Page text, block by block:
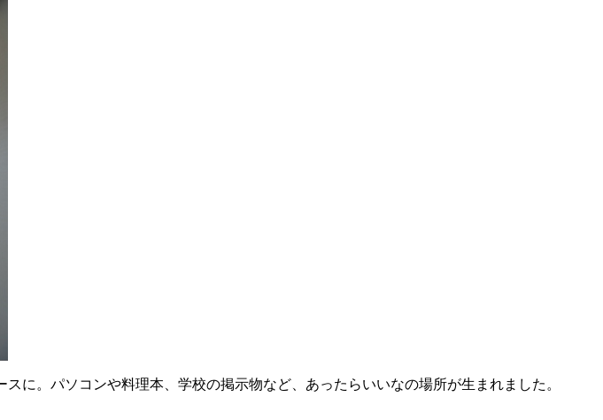
に。パソコンや料理本、学校の掲示物など、あったらいいなの場所が生まれました。